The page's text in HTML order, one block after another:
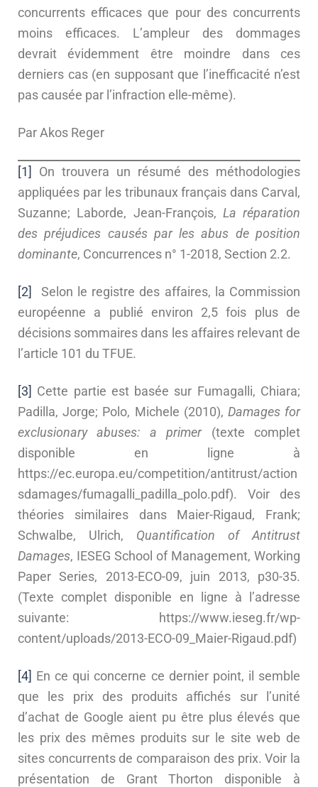
concurrents efficaces que pour des concurrents
moins efficaces. L’ampleur des dommages
devrait évidemment être moindre dans ces
derniers cas (en supposant que l’inefficacité n’est
pas causée par l’infraction elle-même).
Par Akos Reger
[1]
On trouvera un résumé des méthodologies
appliquées par les tribunaux français dans Carval,
Suzanne; Laborde, Jean-François, La réparation
des préjudices causés par les abus de position
dominante, Concurrences n° 1-2018, Section 2.2.
[2]
Selon le registre des affaires, la Commission
européenne a publié environ 2,5 fois plus de
décisions sommaires dans les affaires relevant de
l’article 101 du TFUE.
[3] Cette partie est basée sur Fumagalli, Chiara;
Padilla, Jorge; Polo, Michele (2010), Damages for
exclusionary abuses: a primer(texte complet
disponible en ligne à
https://ec.europa.eu/competition/antitrust/action
sdamages/fumagalli_padilla_polo.pdf). Voir des
théories similaires dans Maier-Rigaud, Frank;
Schwalbe, Ulrich, Quantification of Antitrust
Damages, IESEG School of Management, Working
Paper Series, 2013-ECO-09, juin 2013, p30-35.
(Texte complet disponible en ligne à l’adresse
suivante: https://www.ieseg.fr/wp-
content/uploads/2013-ECO-09_Maier-Rigaud.pdf)
[4] En ce qui concerne ce dernier point, il semble
que les prix des produits affichés sur l’unité
d’achat de Google aient pu être plus élevés que
les prix des mêmes produits sur le site web de
sites concurrents de comparaison des prix. Voir la
présentation de Grant Thorton disponible à